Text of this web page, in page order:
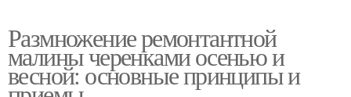
Размножение ремонтантной
малины черенками осенью и
весной: основные принципы и